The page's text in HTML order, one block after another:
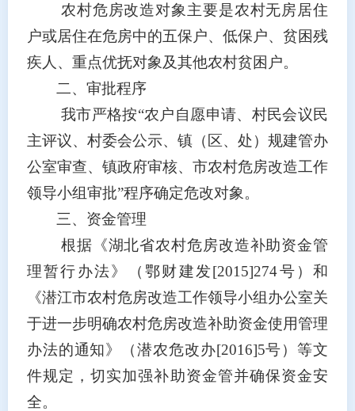
农村危房改造对象主要是农村无房居住
户或居住在危房中的五保户、低保户、贫困残
疾人、重点优抚对象及其他农村贫困户。
二、审批程序
我市严格按“农户自愿申请、村民会议民
主评议、村委会公示、镇（区、处）规建管办
公室审查、镇政府审核、市农村危房改造工作
领导小组审批”程序确定危改对象。
三、资金管理
根据《湖北省农村危房改造补助资金管
理暂行办法》（鄂财建发[2015]274号）和
《潜江市农村危房改造工作领导小组办公室关
于进一步明确农村危房改造补助资金使用管理
办法的通知》（潜农危改办[2016]5号）等文
件规定，切实加强补助资金管并确保资金安
全。